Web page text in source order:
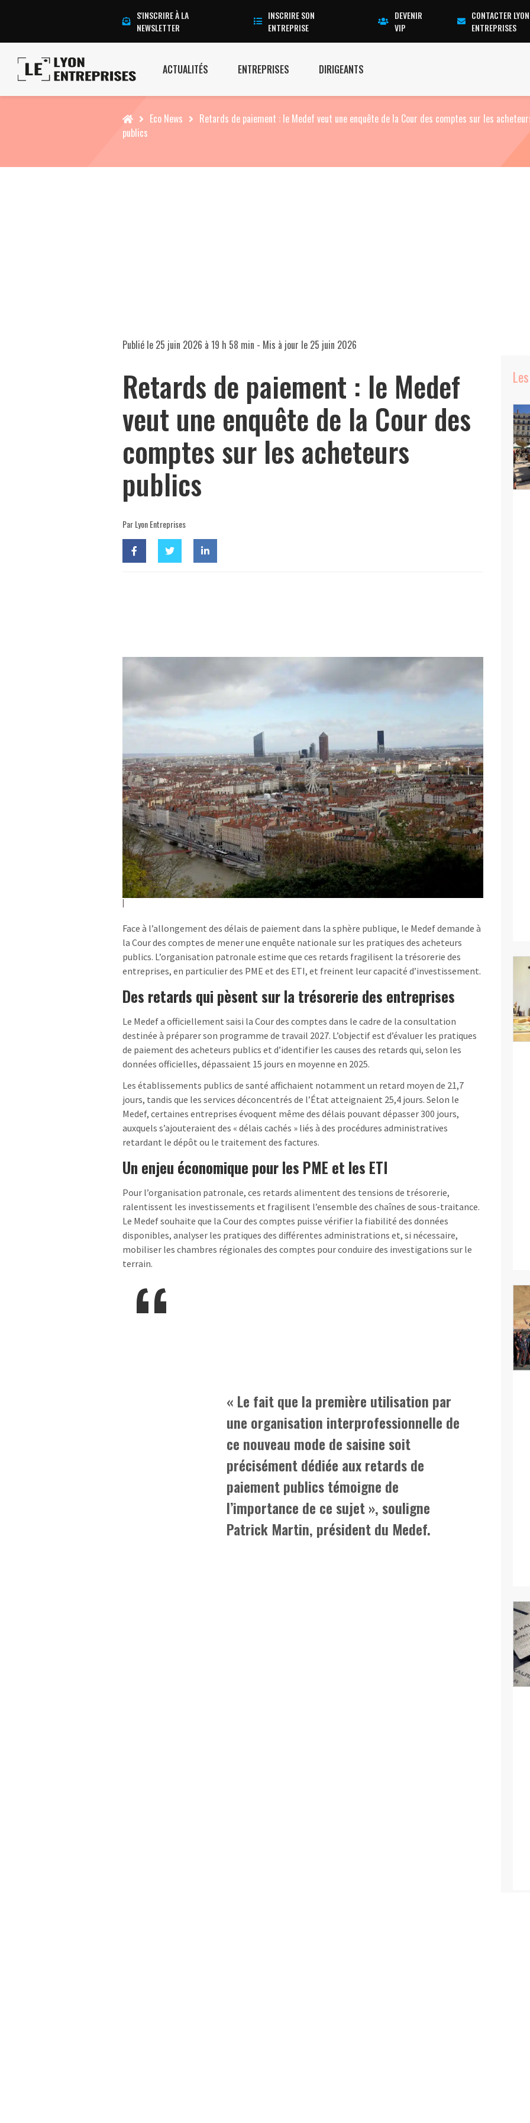
S'INSCRIRE À LA
NEWSLETTER
INSCRIRE SON
ENTREPRISE
DEVENIR
VIP
CONTACTER LYON
ENTREPRISES
ACTUALITÉS ENTREPRISES DIRIGEANTS
Accueil Eco News
Retards de paiement : le Medef veut une enquête de la Cour des comptes sur les
publics
Publié le 25 juin 2026 à 19 h 58 min - Mis à jour le 25 juin 2026
Retards de paiement : le Medef
veut une enquête de la Cour des
comptes sur les acheteurs
publics
Par Lyon Entreprises
Face à l’allongement des délais de paiement dans la sphère publique, le Medef demande à
la Cour des comptes de mener une enquête nationale sur les pratiques des acheteurs
publics. L’organisation patronale estime que ces retards fragilisent la trésorerie des
entreprises, en particulier des PME et des ETI, et freinent leur capacité d’investissement.
Des retards qui pèsent sur la trésorerie des entreprises
Le Medef a officiellement saisi la Cour des comptes dans le cadre de la consultation
destinée à préparer son programme de travail 2027. L’objectif est d’évaluer les pratiques
de paiement des acheteurs publics et d’identifier les causes des retards qui, selon les
données officielles, dépassaient 15 jours en moyenne en 2025.
Les établissements publics de santé affichaient notamment un retard moyen de 21,7
jours, tandis que les services déconcentrés de l’État atteignaient 25,4 jours. Selon le
Medef, certaines entreprises évoquent même des délais pouvant dépasser 300 jours,
auxquels s’ajouteraient des « délais cachés » liés à des procédures administratives
retardant le dépôt ou le traitement des factures.
Un enjeu économique pour les PME et les ETI
Pour l’organisation patronale, ces retards alimentent des tensions de trésorerie,
ralentissent les investissements et fragilisent l’ensemble des chaînes de sous-traitance.
Le Medef souhaite que la Cour des comptes puisse vérifier la fiabilité des données
disponibles, analyser les pratiques des différentes administrations et, si nécessaire,
mobiliser les chambres régionales des comptes pour conduire des investigations sur le
terrain.
« Le fait que la première utilisation par
une organisation interprofessionnelle de
ce nouveau mode de saisine soit
précisément dédiée aux retards de
paiement publics témoigne de
l’importance de ce sujet », souligne
Patrick Martin, président du Medef.